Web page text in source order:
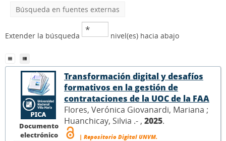
Búsqueda en fuentes externas
Extender la búsqueda nivel(es) hacia abajo
Documento
electrónico
Transformación digital y desafíos
formativos en la gestión de
contrataciones de la UOC de la FAA
Flores, Verónica Giovanardi, Mariana ;
Huanchicay, Silvia .- , 2025.
| Repositorio Digital UNVM.